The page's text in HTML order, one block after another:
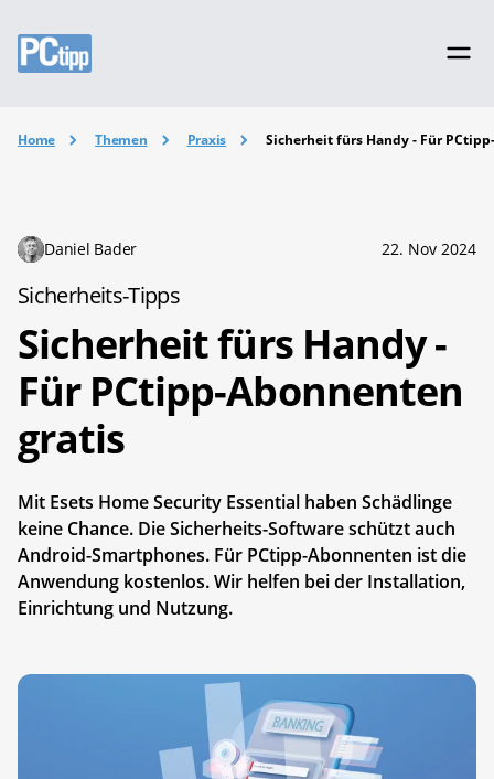
Home Themen Praxis Sicherheit fürs Handy - Für
Daniel Bader 22. Nov 2024
Sicherheits-Tipps
Sicherheit fürs Handy -
Für PCtipp-Abonnenten
gratis
Mit Esets Home Security Essential haben Schädlinge
keine Chance. Die Sicherheits-Software schützt auch
Android-Smartphones. Für PCtipp-Abonnenten ist die
Anwendung kostenlos. Wir helfen bei der Installation,
Einrichtung und Nutzung.